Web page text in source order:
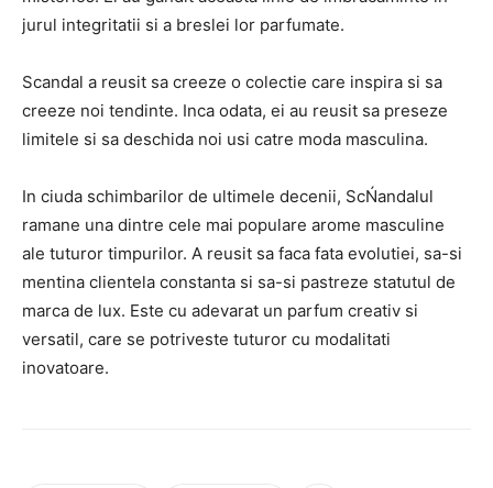
jurul integritatii si a breslei lor parfumate.
Scandal a reusit sa creeze o colectie care inspira si sa
creeze noi tendinte. Inca odata, ei au reusit sa preseze
limitele si sa deschida noi usi catre moda masculina.
In ciuda schimbarilor de ultimele decenii, ScŃandalul
ramane una dintre cele mai populare arome masculine
ale tuturor timpurilor. A reusit sa faca fata evolutiei, sa-si
mentina clientela constanta si sa-si pastreze statutul de
marca de lux. Este cu adevarat un parfum creativ si
versatil, care se potriveste tuturor cu modalitati
inovatoare.